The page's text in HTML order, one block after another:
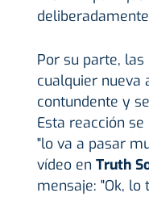
Por su parte, las
cualquier nueva
contundente y
Esta reacción
"lo va a pasar
vídeo en Truth
mensaje: "Ok, lo